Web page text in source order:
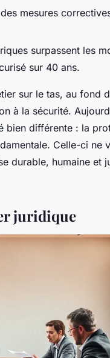
mesures
surpassent les
sur 40 ans.
sur le tas, au fond
à la sécurité.
bien différente : la
Celle-ci ne
durable, humaine et
juridique